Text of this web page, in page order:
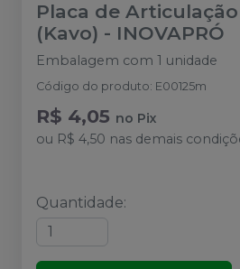
Placa de
(Kavo) - INOVAPRÓ
Embalagem com 1 unidade
Código do produto: E00125m
R$ 4,05 no Pix
ou R$ 4,50 nas demais
Quantidade: